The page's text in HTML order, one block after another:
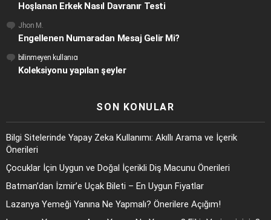
Hoşlanan Erkek Nasıl Davranır Testi
Jhon M.
Engellenen Numaradan Mesaj Gelir Mi?
bilinmeyen kullanıcı
Koleksiyonu yapılan şeyler
SON KONULAR
Bilgi Sitelerinde Yapay Zeka Kullanımı: Akıllı Arama ve İçerik
Önerileri
Çocuklar İçin Uygun ve Doğal İçerikli Diş Macunu Önerileri
Batman’dan İzmir’e Uçak Bileti – En Uygun Fiyatlar
Lazanya Yemeği Yanına Ne Yapmalı? Önerilere Açığım!